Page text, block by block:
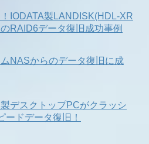
IODATA製LANDISK(HDL-XR
RAID6データ復旧成功事例
NASからのデータ復旧に成
デスクトップPCがクラッシ
ードデータ復旧！